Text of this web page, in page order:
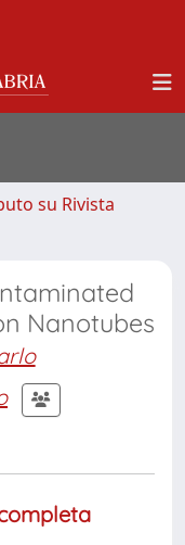
su Rivista
Nanotubes